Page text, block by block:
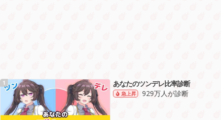
1 あなたのツンデレ比率診断
急上昇 929万人が診断